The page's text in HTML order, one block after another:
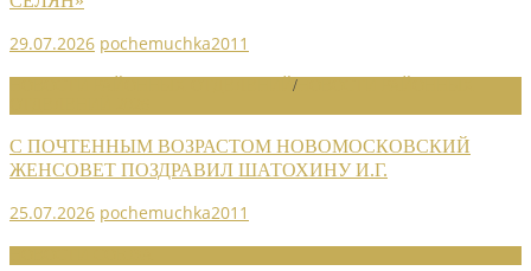
29.07.2026 pochemuchka2011
/
С ПОЧТЕННЫМ ВОЗРАСТОМ НОВОМОСКОВСКИЙ
ЖЕНСОВЕТ ПОЗДРАВИЛ ШАТОХИНУ И.Г.
25.07.2026 pochemuchka2011